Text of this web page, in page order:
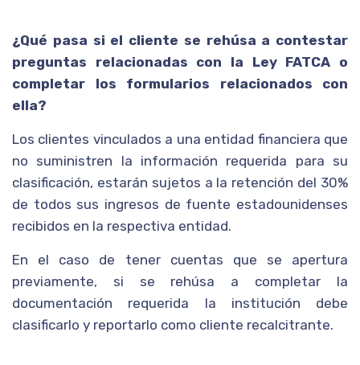
¿Qué pasa si el cliente se rehúsa a contestar
preguntas relacionadas con la Ley FATCA o
completar los formularios relacionados con
ella?
Los clientes vinculados a una entidad financiera que
no suministren la información requerida para su
clasificación, estarán sujetos a la retención del 30%
de todos sus ingresos de fuente estadounidenses
recibidos en la respectiva entidad.
En el caso de tener cuentas que se apertura
previamente, si se rehúsa a completar la
documentación requerida la institución debe
clasificarlo y reportarlo como cliente recalcitrante.